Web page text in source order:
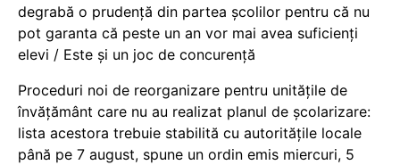
degrabă o prudență din partea școlilor pentru că nu
pot garanta că peste un an vor mai avea suficienți
elevi / Este și un joc de concurență
Proceduri noi de reorganizare pentru unitățile de
învățământ care nu au realizat planul de școlarizare:
lista acestora trebuie stabilită cu autoritățile locale
până pe 7 august, spune un ordin emis miercuri, 5